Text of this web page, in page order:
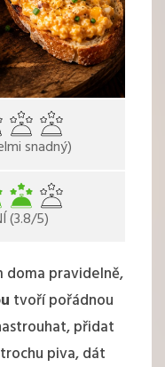
snadný)
(3.8/5)
doma pravidelně,
tvoří pořádnou
přidat
piva, dát